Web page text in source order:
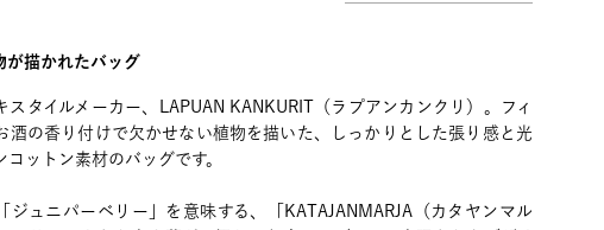
が描かれたバッグ
スタイルメーカー、LAPUAN KANKURIT（ラプアンカンクリ）。フィ
酒の香り付けで欠かせない植物を描いた、しっかりとした張り感と光
ットン素材のバッグです。
ジュニパーベリー」を意味する、「KATAJANMARJA（カタヤンマル